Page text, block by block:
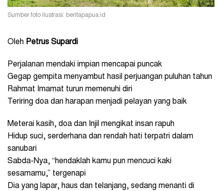
Sumber foto ilustrasi: beritapapua.id
Oleh Petrus Supardi
Perjalanan mendaki impian mencapai puncak
Gegap gempita menyambut hasil perjuangan puluhan tahun
Rahmat Imamat turun memenuhi diri
Teriring doa dan harapan menjadi pelayan yang baik
Meterai kasih, doa dan Injil mengikat insan rapuh
Hidup suci, serderhana dan rendah hati terpatri dalam
sanubari
Sabda-Nya, “hendaklah kamu pun mencuci kaki
sesamamu,” tergenapi
Dia yang lapar, haus dan telanjang, sedang menanti di